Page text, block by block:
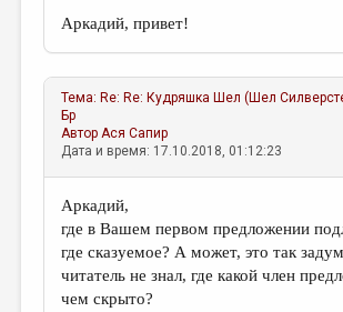
Аркадий, привет!
Тема: Re: Re: Кудряшка Шел (Шел
Бр
АвторАся Сапир
Дата и время: 17.10.2018, 01:12:23
Аркадий,
где в Вашем первом предложении
где сказуемое? А может, это так
читатель не знал, где какой член
чем скрыто?